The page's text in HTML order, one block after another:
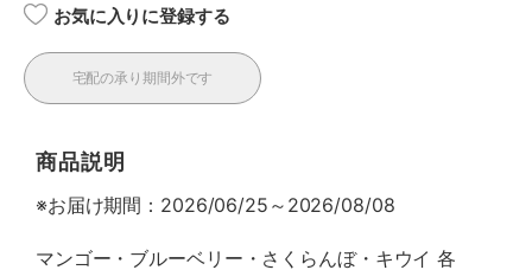
お気に入りに登録する
宅配の承り期間外です
商品説明
※お届け期間：2026/06/25～2026/08/08
マンゴー・ブルーベリー・さくらんぼ・キウイ 各